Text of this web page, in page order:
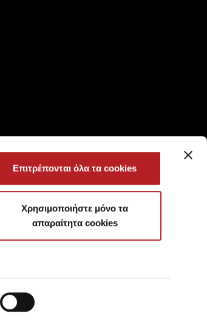
Επιτρέπονται όλα τα cookies
Χρησιμοποιήστε μόνο τα
απαραίτητα cookies